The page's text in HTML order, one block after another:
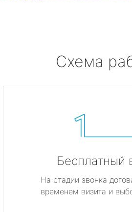
Схема
Бесплатный
На стадии звонка
временем визита и